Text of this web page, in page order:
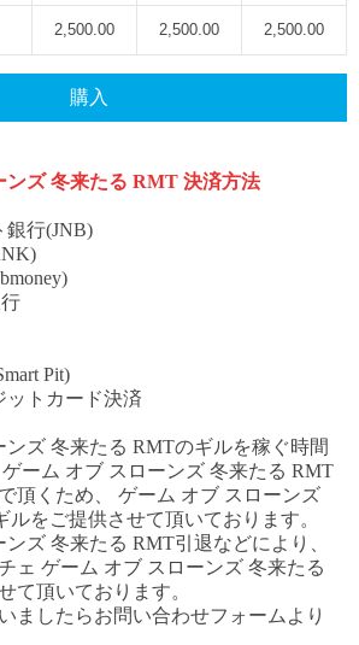
2,500.00 2,500.00 2,500.00
購入
ンズ 冬来たる RMT 決済方法
銀行(JNB)
Pit)
ットカード決済
ンズ 冬来たる RMTのギルを稼ぐ時間
ゲーム オブ スローンズ 冬来たる RMT
頂くため、
ゲーム オブ スローンズ
ルをご提供させて頂いております。
ンズ 冬来たる RMT引退などにより、
ェ ゲーム オブ スローンズ 冬来たる
て頂いております。
ましたらお問い合わせフォームより